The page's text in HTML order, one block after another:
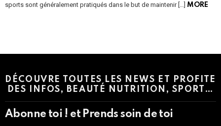
sports sont généralement pratiqués dans le but de maintenir […] MORE
DÉCOUVRE TOUTES LES NEWS ET PROFITE
DES INFOS, BEAUTÉ NUTRITION, SPORT…
Abonne toi ! et Prends soin de toi